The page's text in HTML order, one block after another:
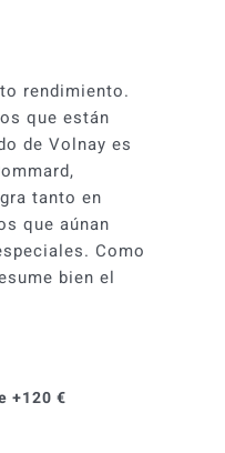
rendimiento.
que están
de Volnay es
tanto en
que aúnan
Como
bien el
+120 €